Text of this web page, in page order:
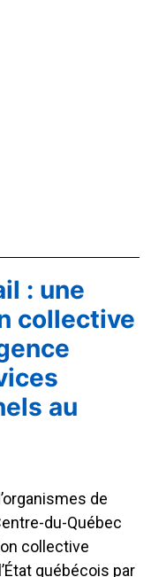
: une
collective
au
de
du-Québec
collective
québécois par